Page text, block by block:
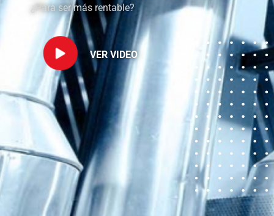
¿Para ser más rentable?
VER VIDEO